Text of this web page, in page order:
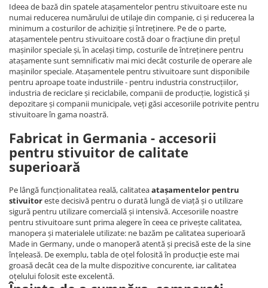
Ideea de bază din spatele atașamentelor pentru stivuitoare este nu
numai reducerea numărului de utilaje din companie, ci și reducerea la
minimum a costurilor de achiziție și întreținere. Pe de o parte,
atașamentele pentru stivuitoare costă doar o fracțiune din prețul
mașinilor speciale și, în același timp, costurile de întreținere pentru
atașamente sunt semnificativ mai mici decât costurile de operare ale
mașinilor speciale. Atașamentele pentru stivuitoare sunt disponibile
pentru aproape toate industriile - pentru industria construcțiilor,
industria de reciclare și reciclabile, companii de producție, logistică și
depozitare și companii municipale, veți găsi accesoriile potrivite pentru
stivuitoare în gama noastră.
Fabricat in Germania - accesorii
pentru stivuitor de calitate
superioară
Pe lângă funcționalitatea reală, calitateaatașamentelor pentru
stivuitoreste decisivă pentru o durată lungă de viață și o utilizare
sigură pentru utilizare comercială și intensivă. Accesoriile noastre
pentru stivuitoare sunt prima alegere în ceea ce privește calitatea,
manopera și materialele utilizate: ne bazăm pe calitatea superioară
Made in Germany, unde o manoperă atentă și precisă este de la sine
înțeleasă. De exemplu, tabla de oțel folosită în producție este mai
groasă decât cea de la multe dispozitive concurente, iar calitatea
oțelului folosit este excelentă.